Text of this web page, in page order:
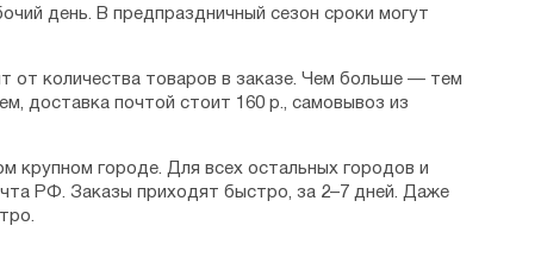
день. В предпраздничный сезон сроки могут
от количества товаров в заказе. Чем больше — тем
доставка почтой стоит 160 р., самовывоз из
крупном городе. Для всех остальных городов и
РФ. Заказы приходят быстро, за 2–7 дней. Даже